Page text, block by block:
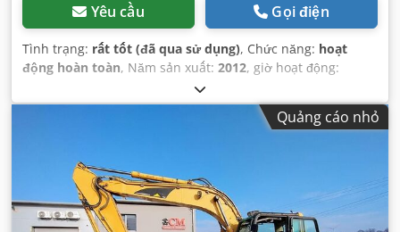
Yêu cầu Gọi điện
Tình trạng: rất tốt (đã qua sử dụng), Chức năng: hoạt
động hoàn toàn, Năm sản xuất: 2012, giờ hoạt động:
Quảng cáo nhỏ